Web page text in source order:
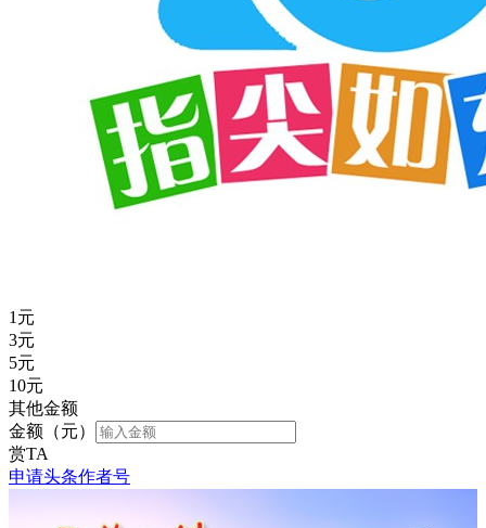
1 元
3元
5元
10元
其他金额
金额（元）
赏TA
申请头条作者号